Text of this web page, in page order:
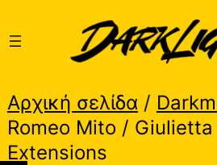
to
Αρχική σελίδα /
Romeo Mito /
Extensions